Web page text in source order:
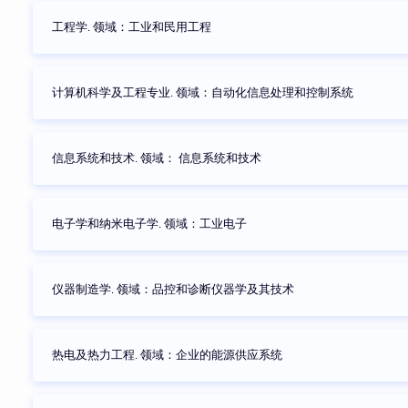
工程学. 领域：工业和民用工程
计算机科学及工程专业. 领域：自动化信息处理和控制系统
信息系统和技术. 领域： 信息系统和技术
电子学和纳米电子学. 领域：工业电子
仪器制造学. 领域：品控和诊断仪器学及其技术
热电及热力工程. 领域：企业的能源供应系统